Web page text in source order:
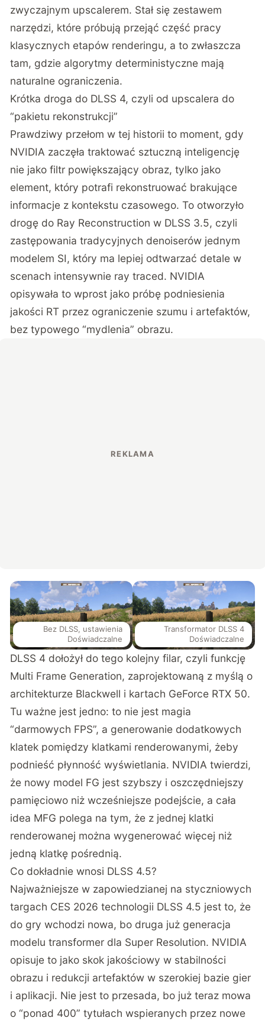
zwyczajnym upscalerem. Stał się zestawem
narzędzi, które próbują przejąć część pracy
klasycznych etapów renderingu, a to zwłaszcza
tam, gdzie algorytmy deterministyczne mają
naturalne ograniczenia.
Krótka droga do DLSS 4, czyli od upscalera do
“pakietu rekonstrukcji”
Prawdziwy przełom w tej historii to moment, gdy
NVIDIA zaczęła traktować sztuczną inteligencję
nie jako filtr powiększający obraz, tylko jako
element, który potrafi rekonstruować brakujące
informacje z kontekstu czasowego. To otworzyło
drogę do Ray Reconstruction w DLSS 3.5, czyli
zastępowania tradycyjnych denoiserów jednym
modelem SI, który ma lepiej odtwarzać detale w
scenach intensywnie ray traced. NVIDIA
opisywała to wprost jako próbę podniesienia
jakości RT przez ograniczenie szumu i artefaktów,
bez typowego “mydlenia” obrazu.
Bez DLSS, ustawienia
Doświadczalne
Transformator DLSS 4
Doświadczalne
DLSS 4 dołożył do tego kolejny filar, czyli funkcję
Multi Frame Generation, zaprojektowaną z myślą o
architekturze Blackwell i kartach GeForce RTX 50.
Tu ważne jest jedno: to nie jest magia
“darmowych FPS”, a generowanie dodatkowych
klatek pomiędzy klatkami renderowanymi, żeby
podnieść płynność wyświetlania. NVIDIA twierdzi,
że nowy model FG jest szybszy i oszczędniejszy
pamięciowo niż wcześniejsze podejście, a cała
idea MFG polega na tym, że z jednej klatki
renderowanej można wygenerować więcej niż
jedną klatkę pośrednią.
Co dokładnie wnosi DLSS 4.5?
Najważniejsze w zapowiedzianej na styczniowych
targach CES 2026 technologii DLSS 4.5 jest to, że
do gry wchodzi nowa, bo druga już generacja
modelu transformer dla Super Resolution. NVIDIA
opisuje to jako skok jakościowy w stabilności
obrazu i redukcji artefaktów w szerokiej bazie gier
i aplikacji. Nie jest to przesada, bo już teraz mowa
o “ponad 400” tytułach wspieranych przez nowe